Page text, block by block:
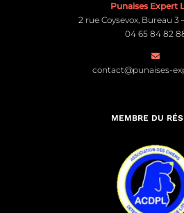
Punaises Expert
2 rue Coysevox, Bureau 3
04 65 84 82
contact@punaises-
MEMBRE DU